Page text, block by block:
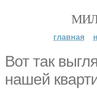
главная
Вот так
нашей